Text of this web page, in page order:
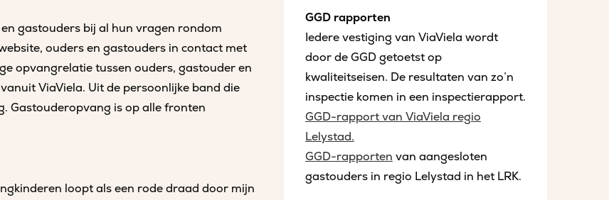
gastouders bij al hun vragen rondom
ouders en gastouders in contact met
opvangrelatie tussen ouders, gastouder en
ViaViela. Uit de persoonlijke band die
Gastouderopvang is op alle fronten
loopt als een rode draad door mijn
GGD rapporten
Iedere vestiging van ViaViela wordt
door de GGD getoetst op
kwaliteitseisen. De resultaten van zo’n
inspectie komen in een inspectierapport.
GGD-rapport van ViaViela regio
Lelystad.
GGD-rapporten van aangesloten
gastouders in regio Lelystad in het LRK.